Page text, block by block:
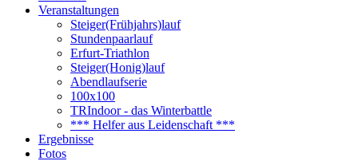
Veranstaltungen
Steiger(Frühjahrs)lauf
Stundenpaarlauf
Erfurt-Triathlon
Steiger(Honig)lauf
Abendlaufserie
100x100
TRIndoor - das Winterbattle
*** Helfer aus Leidenschaft ***
Ergebnisse
Fotos